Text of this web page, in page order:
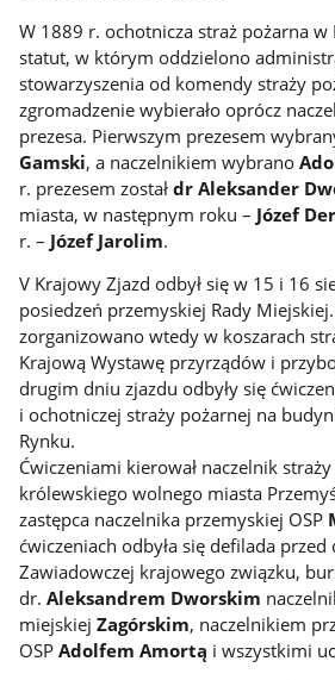
W 1889 r. ochotnicza straż pożarna w
statut, w którym oddzielono
stowarzyszenia od komendy straży
zgromadzenie wybierało oprócz
prezesa. Pierwszym prezesem
Gamski, a naczelnikiem wybrano
r. prezesem zostałdr Aleksander
miasta, w następnym roku – Józef
r. – Józef Jarolim.
V Krajowy Zjazd odbył się w 15 i 16
posiedzeń przemyskiej Rady
zorganizowano wtedy w koszarach
Krajową Wystawę przyrządów i
drugim dniu zjazdu odbyły się
i ochotniczej straży pożarnej na
Rynku.
Ćwiczeniami kierował naczelnik
królewskiego wolnego miasta
zastępca naczelnika przemyskiej OSP
ćwiczeniach odbyła się defilada przed
Zawiadowczej krajowego związku,
dr.Aleksandrem Dworskim
miejskiejZagórskim, naczelnikiem
OSP Adolfem Amortą i wszystkimi